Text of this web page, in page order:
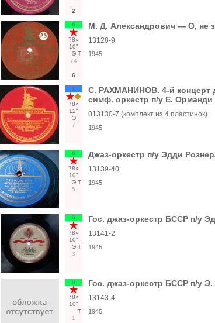
2
6
78○
10"
Э Т
74
6
М. Д. Александрович — О, не
13128-9
1945
1
78○
12"
Э
7
С. РАХМАНИНОВ. 4-й концерт
симф. оркестр п/у Е. Орманди
013130-7 (комплект из 4 пластинок)
1945
6
78○
10"
Э Т
5
Джаз-оркестр п/у Эдди
13139-40
1945
6
78○
10"
Э Т
3
Гос. джаз-оркестр БССР п/у
13141-2
1945
6
78○
10"
Т
1
Гос. джаз-оркестр БССР п/у
13143-4
1945